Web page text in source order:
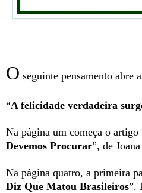
O seguinte pensamento abre
“A felicidade verdadeira
Na página um começa o artigo
Devemos Procurar”, de
Na página quatro, a primeira
Diz Que Matou Brasileiros”.